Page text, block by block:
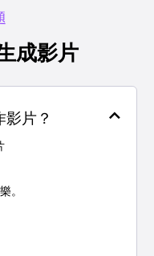
成影片
片？
。